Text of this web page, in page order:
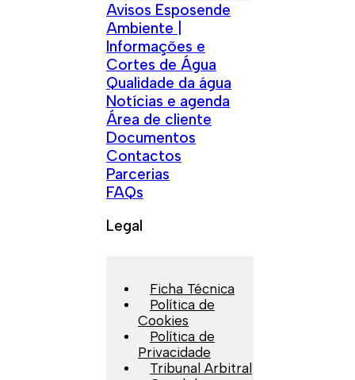
Avisos Esposende
Ambiente |
Informações e
Cortes de Água
Qualidade da água
Notícias e agenda
Área de cliente
Documentos
Contactos
Parcerias
FAQs
Legal
Ficha Técnica
Política de
Cookies
Política de
Privacidade
Tribunal Arbitral